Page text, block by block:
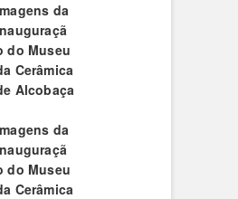
da
do Museu
Cerâmica
Alcobaça
da
do Museu
Cerâmica